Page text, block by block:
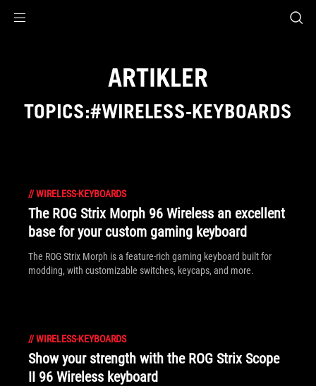
ARTIKLER
TOPICS:#WIRELESS-KEYBOARDS
//WIRELESS-KEYBOARDS
The ROG Strix Morph 96 Wireless an excellent
base for your custom gaming keyboard
The ROG Strix Morph is a feature-rich gaming keyboard built for
modding, with customizable switches, keycaps, and more.
//WIRELESS-KEYBOARDS
Show your strength with the ROG Strix Scope
II 96 Wireless keyboard